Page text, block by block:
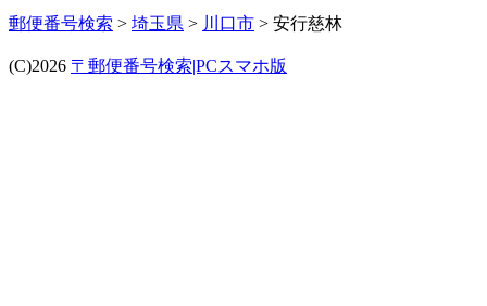
郵便番号検索 > 埼玉県 > 川口市 > 安行慈林
(C)2026 〒郵便番号検索|PCスマホ版